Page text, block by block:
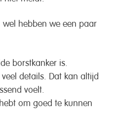
wel hebben we een paar
borstkanker is.
details. Dat kan altijd
voelt.
om goed te kunnen